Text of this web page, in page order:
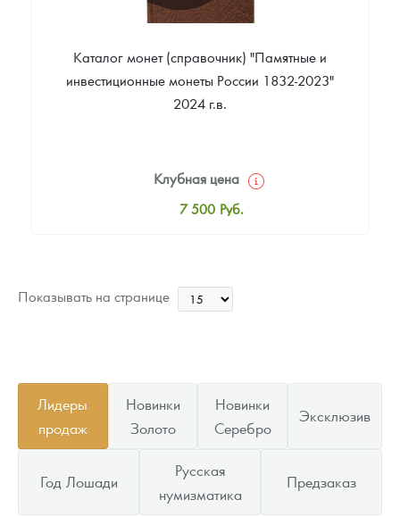
Каталог монет (справочник) "Памятные и
инвестиционные монеты России 1832-2023"
2024 г.в.
Клубная цена
7 500 Руб.
Цена выкупа
Звоните
Показывать на странице
Лидеры
продаж
Новинки
Золото
Новинки
Серебро
Эксклюзив
Год Лошади
Русская
нумизматика
Предзаказ